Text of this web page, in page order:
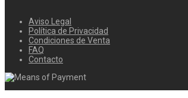
Aviso Legal
Política de Privacidad
Condiciones de Venta
FAQ
Contacto